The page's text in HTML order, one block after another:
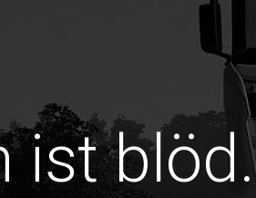
ist blöd.